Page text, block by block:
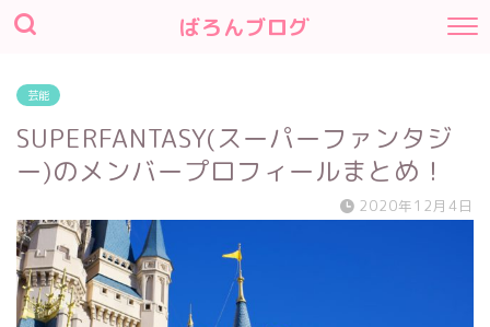
ばろんブログ
芸能
SUPERFANTASY(スーパーファンタジ
ー)のメンバープロフィールまとめ！
2020年12月4日